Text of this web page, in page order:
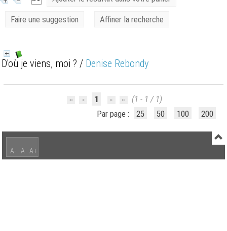
Faire une suggestion Affiner la recherche
D'où je viens, moi ? / Denise Rebondy
1
(1 - 1 / 1)
Par page :
25 50 100 200
A- A A+